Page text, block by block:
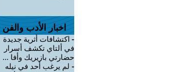
اخبار الأدب والفن
- اكتشافات أثرية جديدة
في ألتاي تكشف أسرار
حضارتي بازيريك وأفا ...
- لم يرغب أحد في نيله